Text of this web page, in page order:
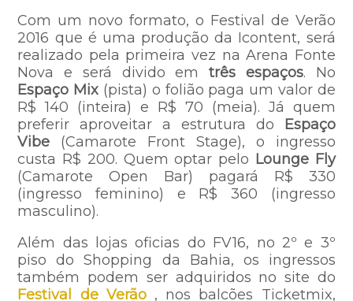
Com um novo formato, o Festival de Verão
2016 que é uma produção da Icontent, será
realizado pela primeira vez na Arena Fonte
Nova e será divido emtrês espaços. No
Espaço Mix (pista) o folião paga um valor de
R$ 140 (inteira) e R$ 70 (meia). Já quem
preferir aproveitar a estrutura do
Espaço
Vibe (Camarote Front Stage), o ingresso
custa R$ 200. Quem optar pelo Lounge Fly
(Camarote Open Bar) pagará R$ 330
(ingresso feminino) e R$ 360 (ingresso
masculino).
Além das lojas oficias do FV16, no 2º e 3º
piso do Shopping da Bahia, os ingressos
também podem ser adquiridos no site do
Festival de Verão, nos balcões Ticketmix,